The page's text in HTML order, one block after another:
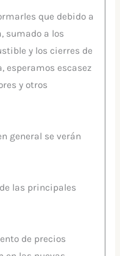
que debido a
sumado a los
y los cierres de
esperamos escasez
y otros
general se verán
las principales
de precios